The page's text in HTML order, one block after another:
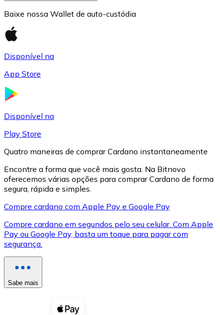
XRP
XRP
Ver tudo
Cupons cripto
Baixe nossa Wallet de auto-custódia
Disponível na
App Store
Disponível na
Play Store
Quatro maneiras de comprar Cardano instantaneamente
Encontre a forma que você mais gosta. Na Bitnovo
oferecemos várias opções para comprar Cardano de forma
segura, rápida e simples.
Compre cardano com Apple Pay e Google Pay
Compre cardano em segundos pelo seu celular. Com Apple
Pay ou Google Pay, basta um toque para pagar com
segurança.
Sabe mais